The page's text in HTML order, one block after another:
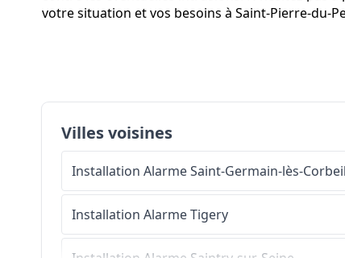
votre situation et vos besoins à Saint-Pierre-du-
Villes voisines
Installation AlarmeSaint-Germain-lès-Corbeil
Installation AlarmeTigery